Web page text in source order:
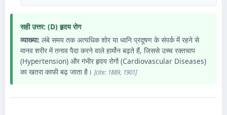
सही उत्तर: (D) हृदय रोग
व्याख्या: लंबे समय तक अत्यधिक शोर या ध्वनि प्रदूषण के संपर्क में रहने से
मानव शरीर में तनाव पैदा करने वाले हार्मोन बढ़ते हैं, जिससे उच्च रक्तचाप
(Hypertension) और गंभीर हृदय रोगों (Cardiovascular Diseases)
का खतरा काफी बढ़ जाता है। [cite: 1889, 1901]